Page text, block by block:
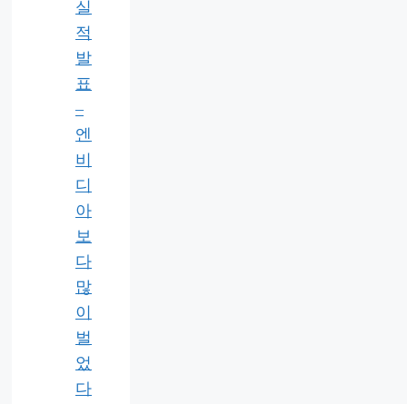
실
적
발
표
–
엔
비
디
아
보
다
많
이
벌
었
다